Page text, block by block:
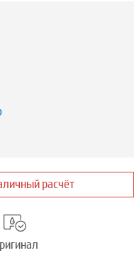
расчёт